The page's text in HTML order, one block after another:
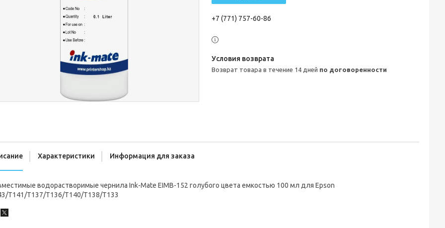
+7 (771) 757-60-86
возврат товара в течение 14 дней по договоренности
Характеристики Информация для заказа
водорастворимые чернила Ink-Mate EIMB-152 голубого цвета емкостью 100 мл для Epson
T141/T137/T136/T140/T138/T133